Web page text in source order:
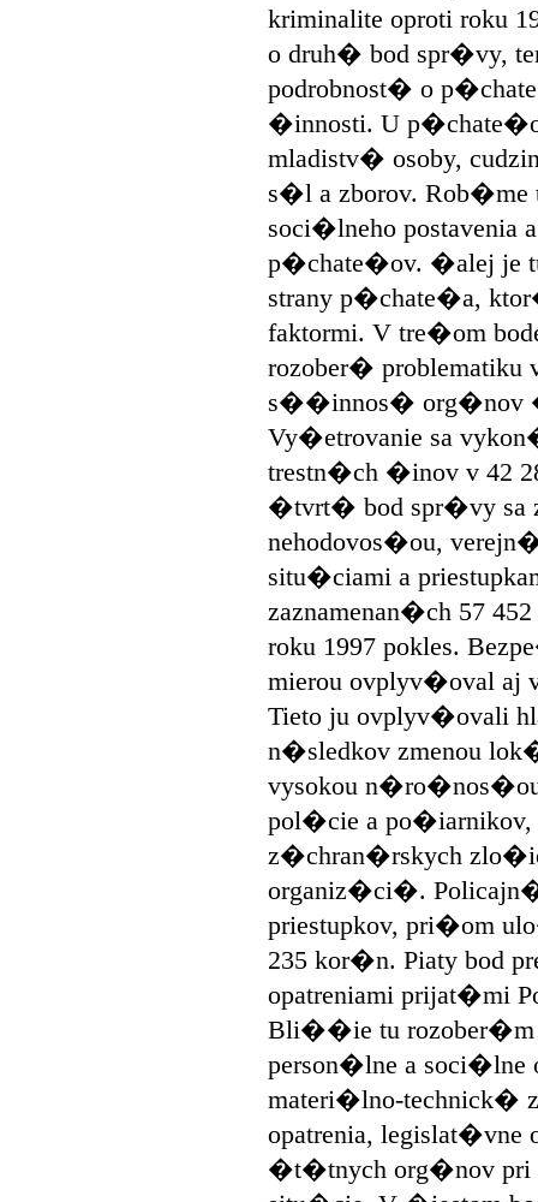
kriminalite oproti roku
o druh� bod spr�vy,
podrobnost� o
�innosti. U
mladistv� osoby,
s�l a zborov. Rob�me
soci�lneho postavenia
p�chate�ov. �alej je
strany p�chate�a,
faktormi. V tre�om
rozober�
s��innos� org�nov
Vy�etrovanie sa
trestn�ch �inov v 42
�tvrt� bod spr�vy sa
nehodovos�ou,
situ�ciami a
zaznamenan�ch 57
roku 1997 pokles.
mierou ovplyv�oval aj
Tieto ju ovplyv�ovali
n�sledkov zmenou
vysokou
pol�cie a po�iarnikov,
z�chran�rskych
organiz�ci�. Policajn�
priestupkov, pri�om
235 kor�n. Piaty bod
opatreniami prijat�mi
Bli��ie tu rozober�m
person�lne a soci�lne
materi�lno-technick�
opatrenia, legislat�vne
�t�tnych org�nov pri